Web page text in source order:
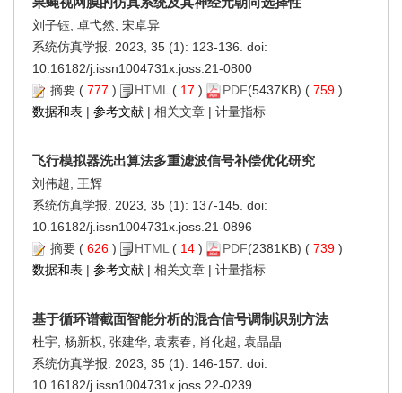
刘子钰, 卓弋然, 宋卓异
系统仿真学报. 2023, 35 (1): 123-136. doi:
10.16182/j.issn1004731x.joss.21-0800
摘要 ( 777 ) HTML ( 17 ) PDF(5437KB) ( 759 )
数据和表 | 参考文献 | 相关文章 | 计量指标
飞行模拟器洗出算法多重滤波信号补偿优化研究
刘伟超, 王辉
系统仿真学报. 2023, 35 (1): 137-145. doi:
10.16182/j.issn1004731x.joss.21-0896
摘要 ( 626 ) HTML ( 14 ) PDF(2381KB) ( 739 )
数据和表 | 参考文献 | 相关文章 | 计量指标
基于循环谱截面智能分析的混合信号调制识别方法
杜宇, 杨新权, 张建华, 袁素春, 肖化超, 袁晶晶
系统仿真学报. 2023, 35 (1): 146-157. doi:
10.16182/j.issn1004731x.joss.22-0239